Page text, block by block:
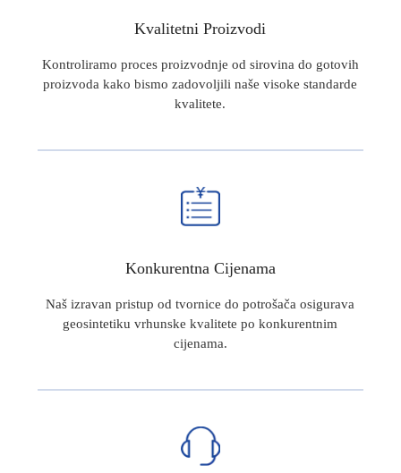
Kvalitetni Proizvodi
Kontroliramo proces proizvodnje od sirovina do gotovih
proizvoda kako bismo zadovoljili naše visoke standarde
kvalitete.
Konkurentna Cijenama
Naš izravan pristup od tvornice do potrošača osigurava
geosintetiku vrhunske kvalitete po konkurentnim
cijenama.